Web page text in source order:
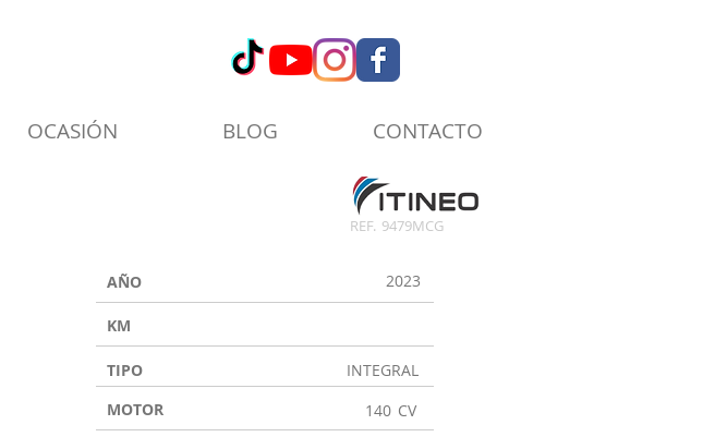
OCASIÓN BLOG CONTACTO
REF. 9479MCG
AÑO 2023
KM
TIPO
INTEGRAL
MOTOR
140 CV